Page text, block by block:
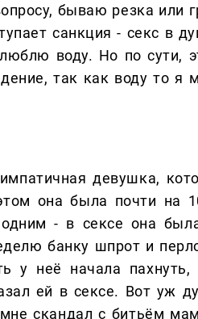
бываю резка или
санкция - секс в
воду. Но по сути,
так как воду то
девушка,
она была почти на
- в сексе она
банку шпрот и
у неё начала
ей в сексе. Вот уж
скандал с битьём